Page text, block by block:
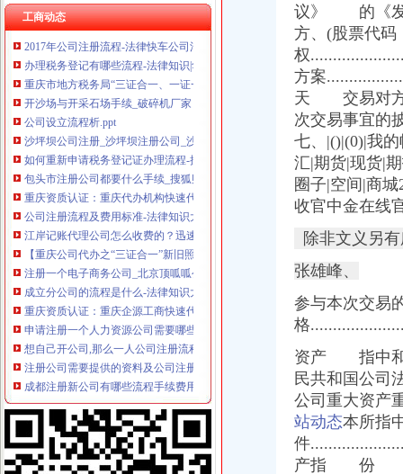
工商动态
重庆--中国政协新闻网--人民网
2017年公司注册流程-法律快车公司法
办理税务登记有哪些流程-法律知识|华律网（66Law.cn）
重庆市地方税务局“三证合一、一证一码”登记模式办税（费）指南
开沙场与开采石场手续_破碎机厂家
公司设立流程析.ppt
沙坪坝公司注册_沙坪坝注册公司_沙坪坝代办注册公司_沙坪坝代理公
如何重新申请税务登记证办理流程-搜问问
包头市注册公司都要什么手续_搜狐财经_搜狐网
重庆资质认证：重庆代办机构快速代办房地产开发资质,执照,物管资
公司注册流程及费用标准-法律知识大全|律师365(.com)
江岸记账代理公司怎么收费的？迅速办理找哪家？-中介代理-深圳酷易搜
【重庆公司代办之“三证合一”新旧照换领的流程】-沙坪坝小龙坎易
注册一个电子商务公司_北京顶呱呱公司注册_搜狐其它_搜狐网
成立分公司的流程是什么-法律知识大全|律师365(.com)
重庆资质认证：重庆企源工商快速代办渝中区的房地产开发资质延期新
申请注册一个人力资源公司需要哪些流程和费用。我们公司主要从事代
想自己开公司,那么一人公司注册流程是什么？_搜狐财经_搜狐网
注册公司需要提供的资料及公司注册流程-搜百科
成都注册新公司有哪些流程手续费用？_贝多财务企业官网—站式企业
公司设立流程[46p].ppt
食品公司在沙坪坝区办注册要多久能开始运营_上海赢缘财务咨询有限
办理企业税务登记证-税务代理-武汉八方鼎力财务咨询有限公司
【税务登记证】税务登记证有效期税务登记证如何办理_十大品牌网
公司设立登记服务工作流程-姜爱律师文集
议》 的《发
方、(股票代码
权
方案
天 交易对方
次交易事宜
七、|()|(0)|我
汇|期货|现货|
圈子|空间|商
收官中金在线
除非文义另
张雄峰、
参与本次交易
格
资产 指中和
民共和国公
公司重大资产
站动态本所指
件
产指 份 深